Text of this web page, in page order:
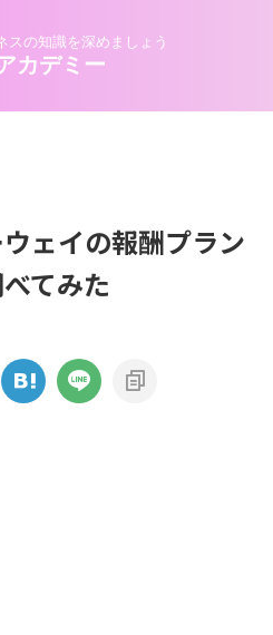
スの知識を深めましょう
カデミー
ェイの報酬プラン
てみた